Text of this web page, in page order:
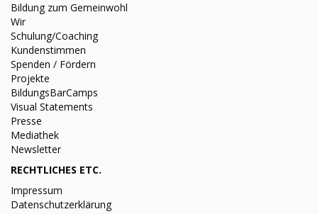
Bildung zum Gemeinwohl
Wir
Schulung/Coaching
Kundenstimmen
Spenden / Fördern
Projekte
BildungsBarCamps
Visual Statements
Presse
Mediathek
Newsletter
RECHTLICHES ETC.
Impressum
Datenschutzerklärung